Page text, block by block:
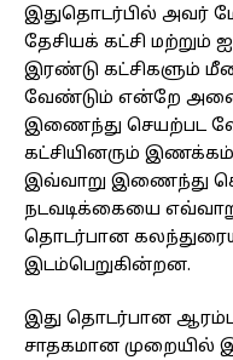
இதுதொடர்பில் அவர்
தேசியக் கட்சி மற்றும்
இரண்டு கட்சிகளும்
வேண்டும் என்றே
இணைந்து செயற்பட
கட்சியினரும் இணக்கம்
இவ்வாறு இணைந்து
நடவடிக்கையை
தொடர்பான
இடம்பெறுகின்றன.
இது தொடர்பான
சாதகமான முறையில்